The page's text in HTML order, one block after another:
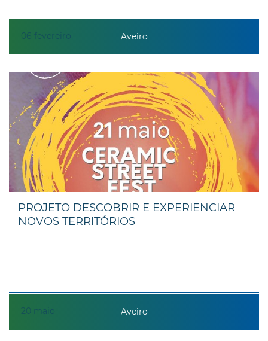
06 fevereiro Aveiro
20 maio
PROJETO DESCOBRIR E EXPERIENCIAR
NOVOS TERRITÓRIOS
Aveiro